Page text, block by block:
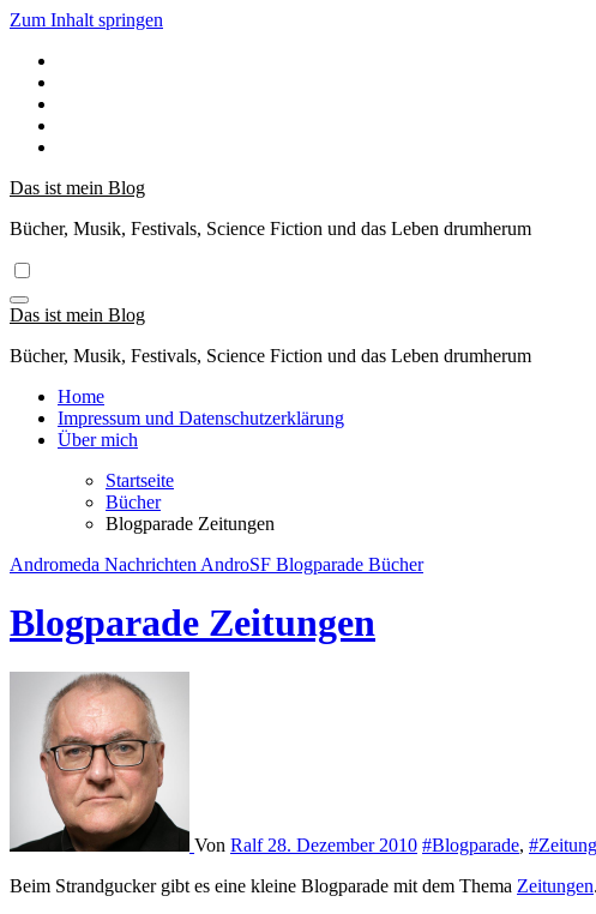
Zum Inhalt springen
Das ist mein Blog
Bücher, Musik, Festivals, Science Fiction und das Leben drumherum
Das ist mein Blog
Bücher, Musik, Festivals, Science Fiction und das Leben drumherum
Home
Impressum und Datenschutzerklärung
Über mich
Startseite
Bücher
Blogparade Zeitungen
Andromeda Nachrichten AndroSF Blogparade Bücher
Blogparade Zeitungen
Von Ralf 28. Dezember 2010 #Blogparade,
Beim Strandgucker gibt es eine kleine Blogparade mit dem Thema Zeitungen